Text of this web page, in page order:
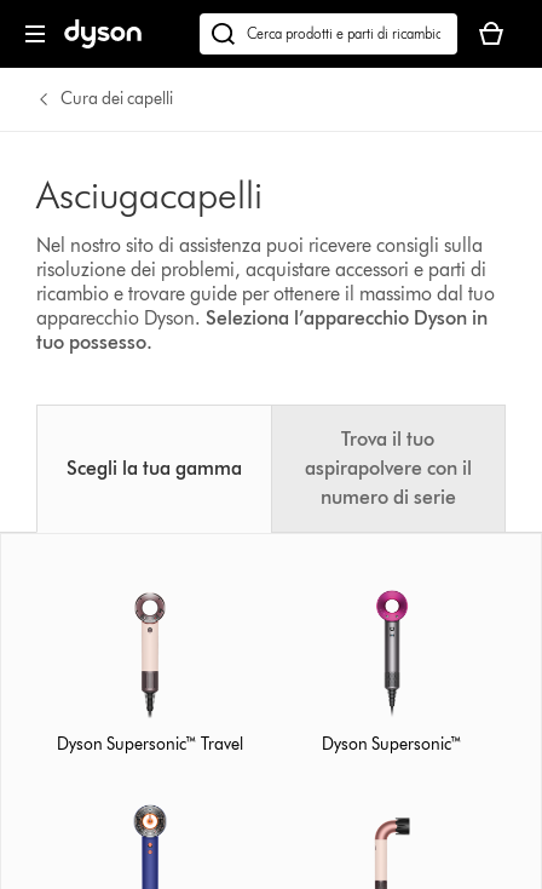
Cerca
su
carrello
è
Cura dei capelli
Asciugacapelli
Nel nostro sito di assistenza puoi ricevere consigli sulla
risoluzione dei problemi, acquistare accessori e parti di
ricambio e trovare guide per ottenere il massimo dal tuo
apparecchio Dyson.Seleziona l’apparecchio Dyson in
tuo possesso.
Scegli la tua gamma
Trova il tuo
aspirapolvere con il
numero di serie
Dyson Supersonic™ Travel Dyson Supersonic™